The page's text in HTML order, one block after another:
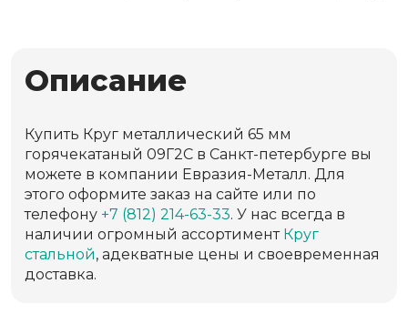
Описание
Купить Круг металлический 65 мм
горячекатаный 09Г2С в Санкт-петербурге вы
можете в компании Евразия-Металл. Для
этого оформите заказ на сайте или по
телефону +7 (812) 214-63-33. У нас всегда в
наличии огромный ассортимент Круг
стальной, адекватные цены и своевременная
доставка.